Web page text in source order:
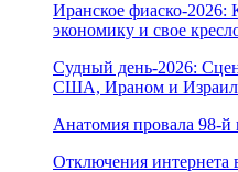
Иранское фиаско-2026:
экономику и свое
Судный день-2026:
США, Ираном и
Анатомия провала 98-й
Отключения интернета